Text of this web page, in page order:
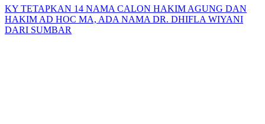
KY TETAPKAN 14 NAMA CALON HAKIM AGUNG DAN
HAKIM AD HOC MA, ADA NAMA DR. DHIFLA WIYANI
DARI SUMBAR